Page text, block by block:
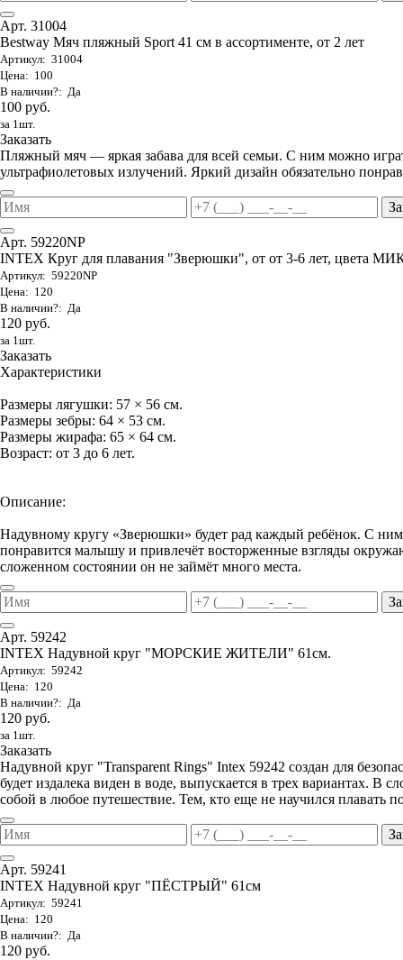
Арт. 31004
Bestway Мяч пляжный Sport 41 см в ассортименте, от 2 лет
Артикул: 31004
Цена: 100
В наличии?: Да
100 руб.
за 1шт.
Заказать
Пляжный мяч — яркая забава для всей семьи. С ним можно
ультрафиолетовых излучений. Яркий дизайн обязательно
Арт. 59220NP
INTEX Круг для плавания "Зверюшки", от от 3-6 лет, цвета
Артикул: 59220NP
Цена: 120
В наличии?: Да
120 руб.
за 1шт.
Заказать
Характеристики
Размеры лягушки: 57 × 56 см.
Размеры зебры: 64 × 53 см.
Размеры жирафа: 65 × 64 см.
Возраст: от 3 до 6 лет.
Описание:
Надувному кругу «Зверюшки» будет рад каждый ребёнок. С
понравится малышу и привлечёт восторженные взгляды
сложенном состоянии он не займёт много места.
Арт. 59242
INTEX Надувной круг "МОРСКИЕ ЖИТЕЛИ" 61см.
Артикул: 59242
Цена: 120
В наличии?: Да
120 руб.
за 1шт.
Заказать
Надувной круг "Transparent Rings" Intex 59242 создан для
будет издалека виден в воде, выпускается в трех вариантах. В
собой в любое путешествие. Тем, кто еще не научился плавать
Арт. 59241
INTEX Надувной круг "ПЁСТРЫЙ" 61см
Артикул: 59241
Цена: 120
В наличии?: Да
120 руб.